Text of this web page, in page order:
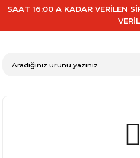
SAAT 16:00 A KADAR VERİLEN